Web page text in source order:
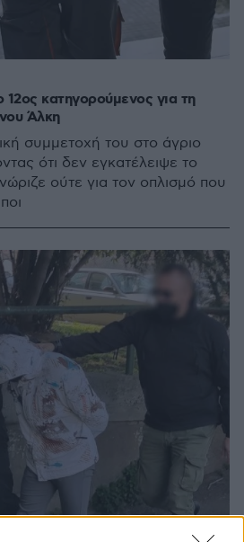
κατηγορούμενος για τη
Άλκη
συμμετοχή του στο άγριο
ότι δεν εγκατέλειψε το
ούτε για τον οπλισμό που